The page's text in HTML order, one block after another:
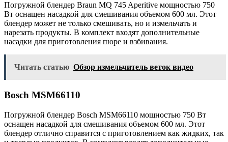
Погружной блендер Braun MQ 745 Aperitive мощностью 750
Вт оснащен насадкой для смешивания объемом 600 мл. Этот
блендер может не только смешивать, но и измельчать и
нарезать продукты. В комплект входят дополнительные
насадки для приготовления пюре и взбивания.
Читать статью Обзор измельчитель веток видео
Bosch MSM66110
Погружной блендер Bosch MSM66110 мощностью 750 Вт
оснащен насадкой для смешивания объемом 600 мл. Этот
блендер отлично справится с приготовлением как жидких, так